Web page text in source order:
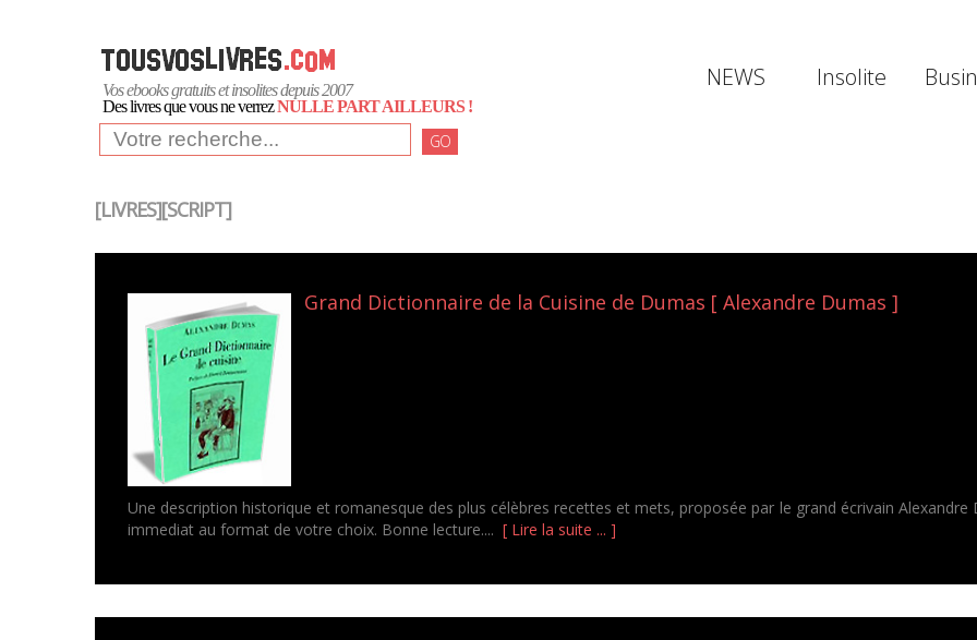
Vos ebooks gratuits et insolites depuis 2007
Des livres que vous ne verrezNULLE PART AILLEURS !
GO
NEWS Insolite
[LIVRES][SCRIPT]
Grand Dictionnaire de la Cuisine de Dumas [ Alexandre Dumas ]
Une description historique et romanesque des plus célèbres recettes et mets, proposée par le grand écrivain
immediat au format de votre choix. Bonne lecture.... [ Lire la suite ... ]